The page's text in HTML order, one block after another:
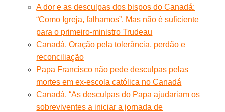
A dor e as desculpas dos bispos do Canadá:
“Como Igreja, falhamos”. Mas não é suficiente
para o primeiro-ministro Trudeau
Canadá. Oração pela tolerância, perdão e
reconciliação
Papa Francisco não pede desculpas pelas
mortes em ex-escola católica no Canadá
Canadá. “As desculpas do Papa ajudariam os
sobreviventes a iniciar a jornada de